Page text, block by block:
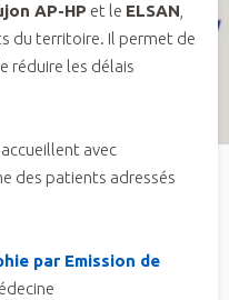
AP-HP et le ELSAN
du territoire. Il permet de
réduire les délais
accueillent avec
des patients adressés
par Emission de